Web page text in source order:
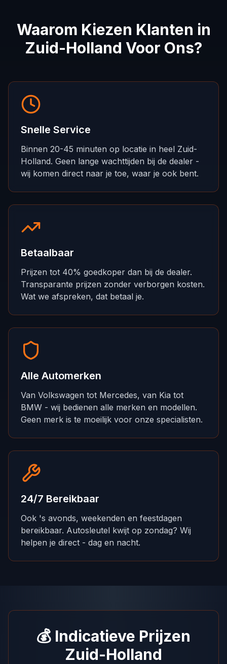
Waarom Kiezen Klanten in
Zuid-Holland Voor Ons?
Snelle Service
Binnen 20-45 minuten op locatie in heel Zuid-
Holland. Geen lange wachttijden bij de dealer -
wij komen direct naar je toe, waar je ook bent.
Betaalbaar
Prijzen tot 40% goedkoper dan bij de dealer.
Transparante prijzen zonder verborgen kosten.
Wat we afspreken, dat betaal je.
Alle Automerken
Van Volkswagen tot Mercedes, van Kia tot
BMW - wij bedienen alle merken en modellen.
Geen merk is te moeilijk voor onze specialisten.
24/7 Bereikbaar
Ook 's avonds, weekenden en feestdagen
bereikbaar. Autosleutel kwijt op zondag? Wij
helpen je direct - dag en nacht.
💰 Indicatieve Prijzen
Zuid-Holland